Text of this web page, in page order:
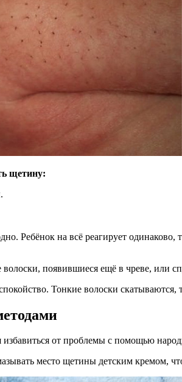
щетину:
Ребёнок на всё реагирует
появившиеся ещё в чреве, или
Тонкие волоски
от проблемы с помощью
место щетины детским кремом,